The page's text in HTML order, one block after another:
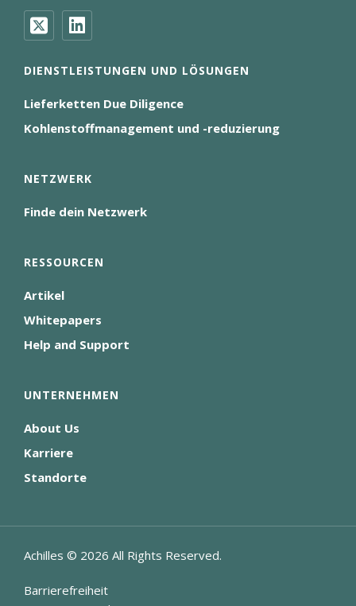
DIENSTLEISTUNGEN UND LÖSUNGEN
Lieferketten Due Diligence
Kohlenstoffmanagement und -reduzierung
NETZWERK
Finde dein Netzwerk
RESSOURCEN
Artikel
Whitepapers
Help and Support
UNTERNEHMEN
About Us
Karriere
Standorte
Achilles © 2026 All Rights Reserved.
Barrierefreiheit